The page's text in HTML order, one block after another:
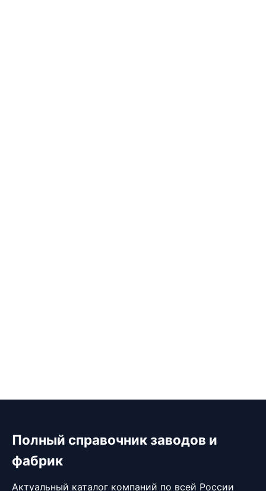
Полный справочник заводов и
фабрик
Актуальный каталог компаний по всей России